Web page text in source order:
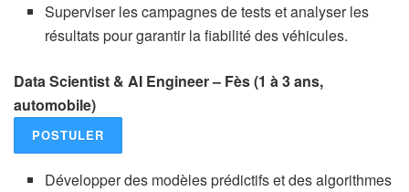
Superviser les campagnes de tests et analyser les
résultats pour garantir la fiabilité des véhicules.
Data Scientist & AI Engineer – Fès (1 à 3 ans,
automobile)
POSTULER
Développer des modèles prédictifs et des algorithmes